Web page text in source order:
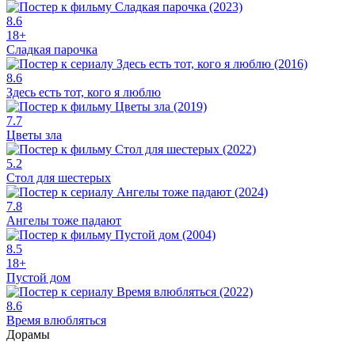
8.6
18+
Сладкая парочка
8.6
Здесь есть тот, кого я люблю
7.7
Цветы зла
5.2
Стол для шестерых
7.8
Ангелы тоже падают
8.5
18+
Пустой дом
8.6
Время влюбляться
Дорамы